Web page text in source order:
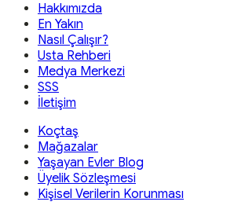
Hakkımızda
En Yakın
Nasıl Çalışır?
Usta Rehberi
Medya Merkezi
SSS
İletişim
Koçtaş
Mağazalar
Yaşayan Evler Blog
Üyelik Sözleşmesi
Kişisel Verilerin Korunması